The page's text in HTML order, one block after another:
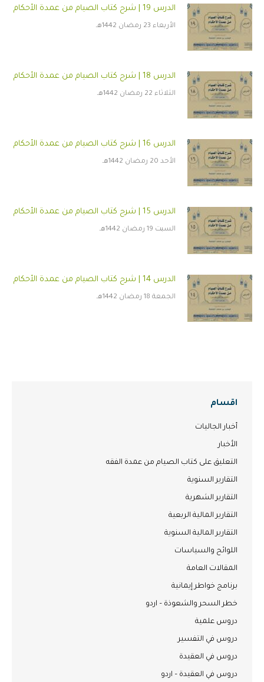
الدرس 19 | شرح كتاب الصيام من عمدة الأحكام
الأربعاء 23 رمضان 1442هـ
الدرس 18 | شرح كتاب الصيام من عمدة الأحكام
الثلاثاء 22 رمضان 1442هـ
الدرس 16 | شرح كتاب الصيام من عمدة الأحكام
الأحد 20 رمضان 1442هـ
الدرس 15 | شرح كتاب الصيام من عمدة الأحكام
السبت 19 رمضان 1442هـ
الدرس 14 | شرح كتاب الصيام من عمدة الأحكام
الجمعة 18 رمضان 1442هـ
اقسام
أخبار الجاليات
الأخبار
التعليق على كتاب الصيام من عمدة الفقه
التقارير السنوية
التقارير الشهرية
التقارير المالية الربعية
التقارير المالية السنوية
اللوائح والسياسات
المقالات العامة
برنامج خواطر إيمانية
خطر السحر والشعوذة – اردو
دروس علمية
دروس في التفسير
دروس في العقيدة
دروس في العقيدة – اردو